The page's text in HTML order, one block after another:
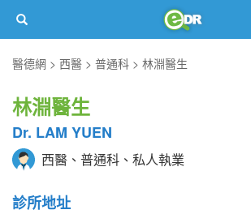
醫德網
西醫 普通科 林淵醫生
林淵醫生
Dr. LAM YUEN
西醫、普通科、私人執業
診所地址